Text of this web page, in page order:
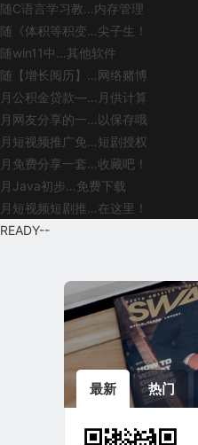
随C语言学习教…内存管理
随 《体积等积变…尖子生！
随win11中…其他软件
随 【增长阅历】…网络赌博
月 公积金贷款—…月供计算
月 网友分享的一…以保存哦
月 短视频推广免…短剧授权
月 免费分享一套…收藏吧！
月 Java初步…免费下载
月 短视频短剧推…在这里！
READY--
最新 热门